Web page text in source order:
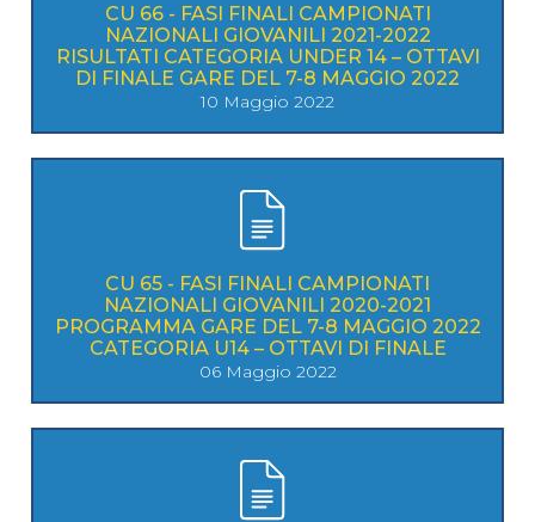
CU 66 - FASI FINALI CAMPIONATI
NAZIONALI GIOVANILI 2021-2022
RISULTATI CATEGORIA UNDER 14 – OTTAVI
DI FINALE GARE DEL 7-8 MAGGIO 2022
10 Maggio 2022
CU 65 - FASI FINALI CAMPIONATI
NAZIONALI GIOVANILI 2020-2021
PROGRAMMA GARE DEL 7-8 MAGGIO 2022
CATEGORIA U14 – OTTAVI DI FINALE
06 Maggio 2022